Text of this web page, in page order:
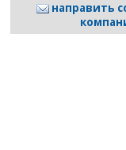
направить